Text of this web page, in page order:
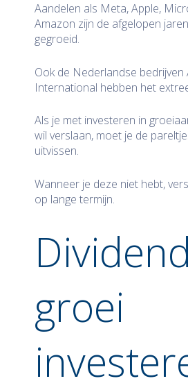
Aandelen als Meta, Apple,
Amazon zijn de afgelopen
gegroeid.
Ook de Nederlandse bedrijven
International hebben het
Als je met investeren in
wil verslaan, moet je de
uitvissen.
Wanneer je deze niet hebt,
op lange termijn.
Dividend
groei